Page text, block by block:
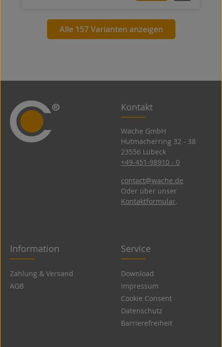
Alle 157 Varianten anzeigen
Kontakt
Wache GmbH
Hutmacherring 32 ­- 38
23556 Lübeck
+49-451-98910 - 0
contact@wache.de
Oder über unser
Kontaktformular.
Information
Zahlung & Versand
AGB
Service
Download
Impressum
Cookie Consent
Datenschutz
Barrierefreiheit